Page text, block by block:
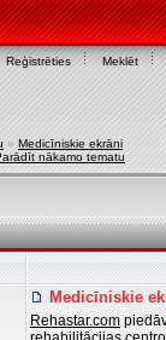
Reģistrēties Meklēt
» Medicīniskie ekrāni
nākamo tematu
Medicīniskie
Rehastar.com